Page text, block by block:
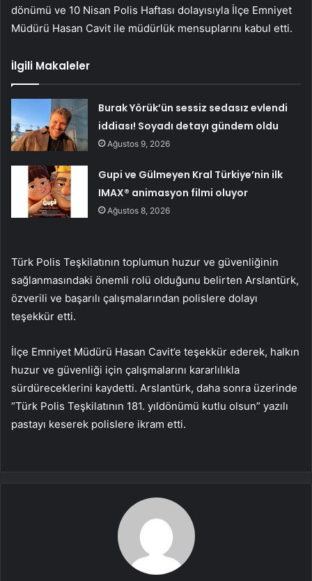
dönümü ve 10 Nisan Polis Haftası dolayısıyla İlçe Emniyet
Müdürü Hasan Cavit ile müdürlük mensuplarını kabul etti.
İlgili Makaleler
Burak Yörük’ün sessiz sedasız evlendi
iddiası! Soyadı detayı gündem oldu
Ağustos 9, 2026
Gupi ve Gülmeyen Kral Türkiye’nin ilk
IMAX® animasyon filmi oluyor
Ağustos 8, 2026
Türk Polis Teşkilatının toplumun huzur ve güvenliğinin
sağlanmasındaki önemli rolü olduğunu belirten Arslantürk,
özverili ve başarılı çalışmalarından polislere dolayı
teşekkür etti.
İlçe Emniyet Müdürü Hasan Cavit’e teşekkür ederek, halkın
huzur ve güvenliği için çalışmalarını kararlılıkla
sürdüreceklerini kaydetti. Arslantürk, daha sonra üzerinde
“Türk Polis Teşkilatının 181. yıldönümü kutlu olsun” yazılı
pastayı keserek polislere ikram etti.